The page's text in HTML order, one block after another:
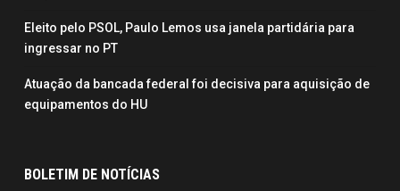
Eleito pelo PSOL, Paulo Lemos usa janela partidária para
ingressar no PT
Atuação da bancada federal foi decisiva para aquisição de
equipamentos do HU
BOLETIM DE NOTÍCIAS